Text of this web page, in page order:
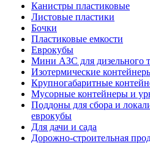
Канистры пластиковые
Листовые пластики
Бочки
Пластиковые емкости
Еврокубы
Мини АЗС для дизельного
Изотермические
Крупногабаритные
Мусорные контейнеры и
Поддоны для сбора и
еврокубы
Для дачи и сада
Дорожно-строительная